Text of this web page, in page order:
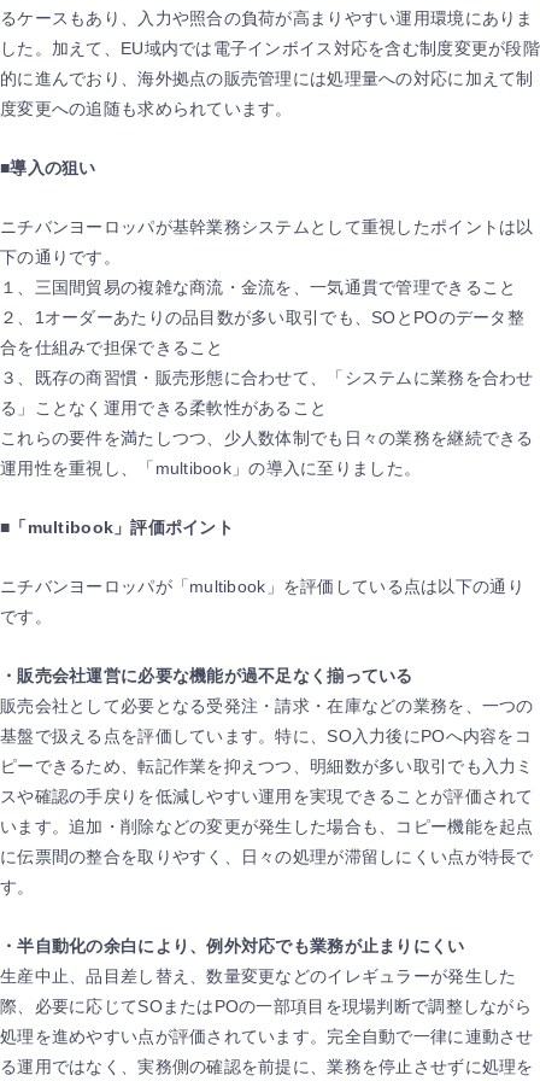
るケースもあり、入力や照合の負荷が高まりやすい運用環境にありま
した。加えて、EU域内では電子インボイス対応を含む制度変更が段階
的に進んでおり、海外拠点の販売管理には処理量への対応に加えて制
度変更への追随も求められています。
■導入の狙い
ニチバンヨーロッパが基幹業務システムとして重視したポイントは以
下の通りです。
１、三国間貿易の複雑な商流・金流を、一気通貫で管理できること
２、1オーダーあたりの品目数が多い取引でも、SOとPOのデータ整
合を仕組みで担保できること
３、既存の商習慣・販売形態に合わせて、「システムに業務を合わせ
る」ことなく運用できる柔軟性があること
これらの要件を満たしつつ、少人数体制でも日々の業務を継続できる
運用性を重視し、「multibook」の導入に至りました。
■ 「multibook」評価ポイント
ニチバンヨーロッパが「multibook」を評価している点は以下の通り
です。
・販売会社運営に必要な機能が過不足なく揃っている
販売会社として必要となる受発注・請求・在庫などの業務を、一つの
基盤で扱える点を評価しています。特に、SO入力後にPOへ内容をコ
ピーできるため、転記作業を抑えつつ、明細数が多い取引でも入力ミ
スや確認の手戻りを低減しやすい運用を実現できることが評価されて
います。追加・削除などの変更が発生した場合も、コピー機能を起点
に伝票間の整合を取りやすく、日々の処理が滞留しにくい点が特長で
す。
・半自動化の余白により、例外対応でも業務が止まりにくい
生産中止、品目差し替え、数量変更などのイレギュラーが発生した
際、必要に応じてSOまたはPOの一部項目を現場判断で調整しながら
処理を進めやすい点が評価されています。完全自動で一律に連動させ
る運用ではなく、実務側の確認を前提に、業務を停止させずに処理を